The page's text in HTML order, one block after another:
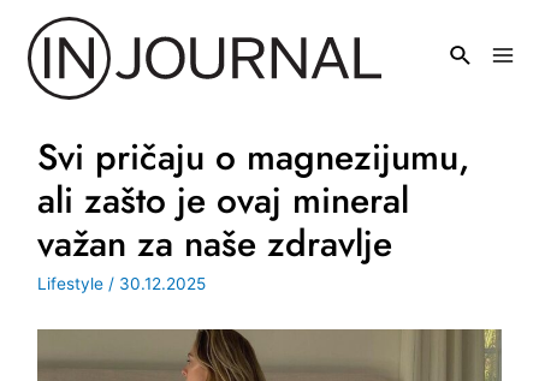
sadržaj
Svi pričaju o magnezijumu,
ali zašto je ovaj mineral
važan za naše zdravlje
Lifestyle / 30.12.2025